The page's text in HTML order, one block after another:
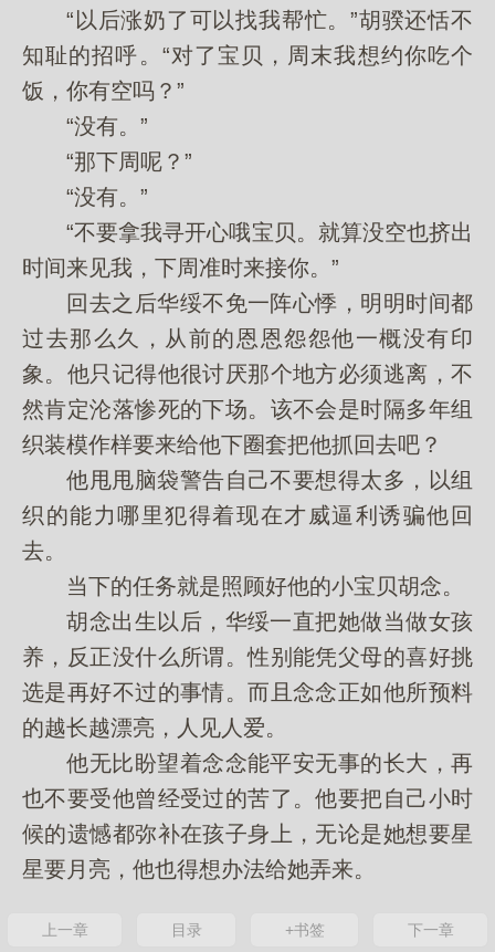
“以后涨奶了可以找我帮忙。”胡骙还恬不
知耻的招呼。“对了宝贝，周末我想约你吃个
饭，你有空吗？”
“没有。”
“那下周呢？”
“没有。”
“不要拿我寻开心哦宝贝。就算没空也挤出
时间来见我，下周准时来接你。”
回去之后华绥不免一阵心悸，明明时间都
过去那么久，从前的恩恩怨怨他一概没有印
象。他只记得他很讨厌那个地方必须逃离，不
然肯定沦落惨死的下场。该不会是时隔多年组
织装模作样要来给他下圈套把他抓回去吧？
他甩甩脑袋警告自己不要想得太多，以组
织的能力哪里犯得着现在才威逼利诱骗他回
去。
当下的任务就是照顾好他的小宝贝胡念。
胡念出生以后，华绥一直把她做当做女孩
养，反正没什么所谓。性别能凭父母的喜好挑
选是再好不过的事情。而且念念正如他所预料
的越长越漂亮，人见人爱。
他无比盼望着念念能平安无事的长大，再
也不要受他曾经受过的苦了。他要把自己小时
候的遗憾都弥补在孩子身上，无论是她想要星
星要月亮，他也得想办法给她弄来。
上一章 目录 +书签 下一章